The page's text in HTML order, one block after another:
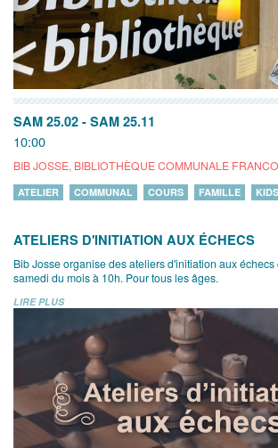
SAM 25.02 - SAM 25.11
10:00
BIB JOSSE, BIBLIOTHÈQUE COMMUNALE
ATELIER COMMUNAL COURS FAMILLE KIDS
ATELIERS D'INITIATION AUX ÉCHECS
Bib Josse organise des ateliers d'initiation aux
samedi du mois à 10h. Pour tous les âges.
LIRE PLUS